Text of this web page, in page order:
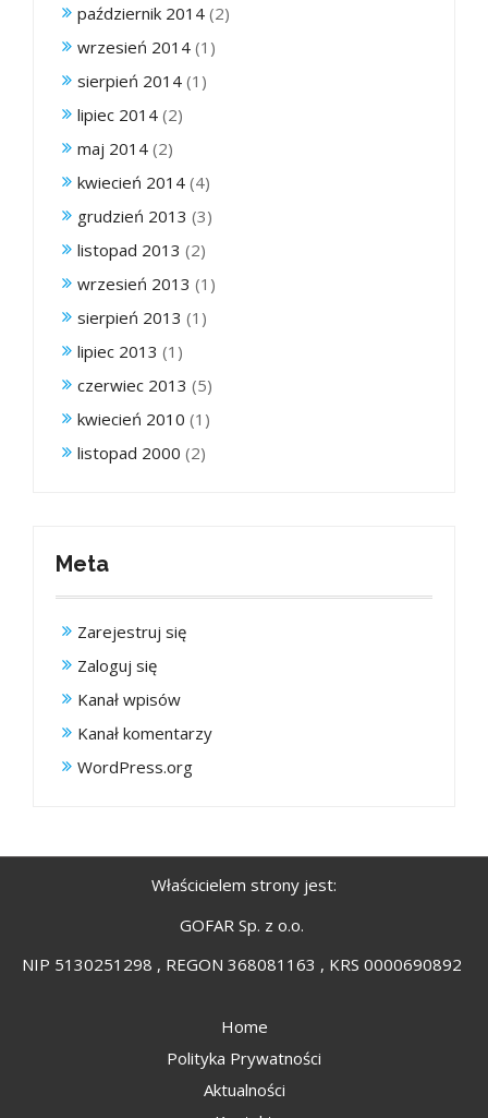
październik 2014 (2)
wrzesień 2014 (1)
sierpień 2014 (1)
lipiec 2014 (2)
maj 2014 (2)
kwiecień 2014 (4)
grudzień 2013 (3)
listopad 2013 (2)
wrzesień 2013 (1)
sierpień 2013 (1)
lipiec 2013 (1)
czerwiec 2013 (5)
kwiecień 2010 (1)
listopad 2000 (2)
Meta
Zarejestruj się
Zaloguj się
Kanał wpisów
Kanał komentarzy
WordPress.org
Właścicielem strony jest:
GOFAR Sp. z o.o.
NIP 5130251298 , REGON 368081163 , KRS 0000690892
Home
Polityka Prywatności
Aktualności